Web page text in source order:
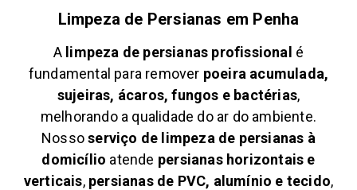
Limpeza de Persianas em Penha
A limpeza de persianas profissional é
fundamental para remover poeira acumulada,
sujeiras, ácaros, fungos e bactérias,
melhorando a qualidade do ar do ambiente.
Nossoserviço de limpeza de persianas à
domicílio atende persianas horizontais e
verticais, persianas de PVC, alumínio e tecido,